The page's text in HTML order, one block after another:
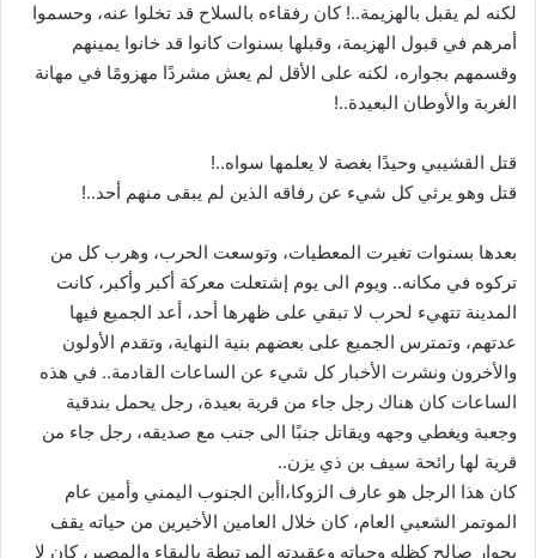
لكنه لم يقبل بالهزيمة..! كان رفقاءه بالسلاح قد تخلوا عنه، وحسموا
أمرهم في قبول الهزيمة، وقبلها بسنوات كانوا قد خانوا يمينهم
وقسمهم بجواره، لكنه على الأقل لم يعش مشردًا مهزومًا في مهانة
الغربة والأوطان البعيدة..!
قتل القشيبي وحيدًا بغصة لا يعلمها سواه..!
قتل وهو يرثي كل شيء عن رفاقه الذين لم يبقى منهم أحد..!
بعدها بسنوات تغيرت المعطيات، وتوسعت الحرب، وهرب كل من
تركوه في مكانه.. ويوم الى يوم إشتعلت معركة أكبر وأكبر، كانت
المدينة تتهيء لحرب لا تبقي على ظهرها أحد، أعد الجميع فيها
عدتهم، وتمترس الجميع على بعضهم بنية النهاية، وتقدم الأولون
والأخرون ونشرت الأخبار كل شيء عن الساعات القادمة.. في هذه
الساعات كان هناك رجل جاء من قرية بعيدة، رجل يحمل بندقية
وجعبة ويغطي وجهه ويقاتل جنبًا الى جنب مع صديقه، رجل جاء من
قرية لها رائحة سيف بن ذي يزن..
كان هذا الرجل هو عارف الزوكا،اأبن الجنوب اليمني وأمين عام
الموتمر الشعبي العام، كان خلال العامين الأخيرين من حياته يقف
بجوار صالح كظله وحياته وعقيدته المرتبطة بالبقاء والمصير، كان لا